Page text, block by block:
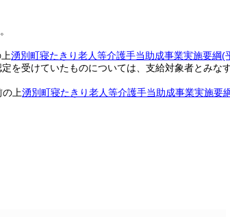
湧別町寝たきり老人等介護手当助成事業実施要綱(
を受けていたものについては、支給対象者とみなす
の上湧別町寝たきり老人等介護手当助成事業実施要